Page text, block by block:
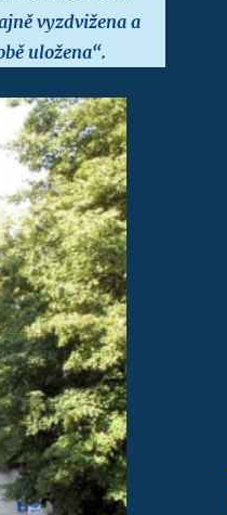
vyzdvižena a
uložena“.